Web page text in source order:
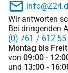
Wir antworten
Bei dringenden
(0) 761 / 612
Montag bis
von 09:00 -
und 13:00 -